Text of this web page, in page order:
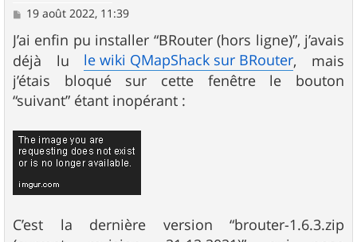
M
s
s
a
g
e
19 août 2022, 11:39
J’ai enfin pu installer “BRouter (hors ligne)”, j’avais
déjà lu le wiki QMapShack sur BRouter, mais
j’étais bloqué sur cette fenêtre le bouton
“suivant” étant inopérant :
C’est la dernière version “brouter-1.6.3.zip